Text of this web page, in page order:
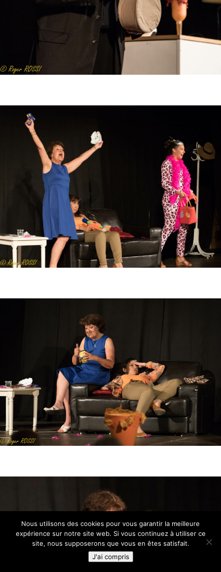
Nous utilisons des cookies pour vous garantir la meilleure
expérience sur notre site web. Si vous continuez à utiliser ce
site, nous supposerons que vous en êtes satisfait.
J'ai compris